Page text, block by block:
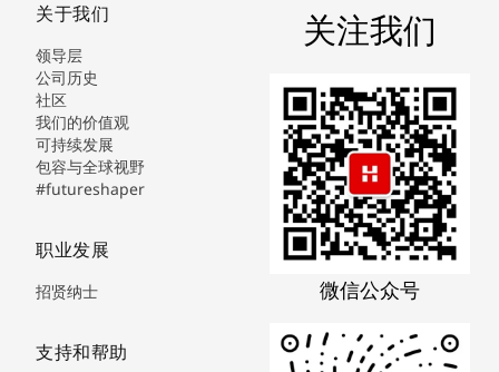
关于我们
领导层
公司历史
社区
我们的价值观
可持续发展
包容与全球视野
#futureshaper
职业发展
招贤纳士
支持和帮助
关注我们
微信公众号